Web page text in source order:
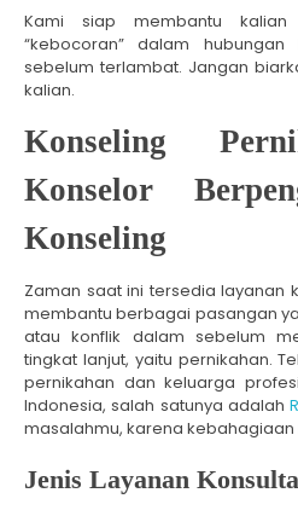
Kami siap membantu
“kebocoran” dalam
sebelum terlambat. Jangan
kalian.
Konseling
Konselor
Konseling
Zaman saat ini tersedia layanan
membantu berbagai pasangan
atau konflik dalam sebelum
tingkat lanjut, yaitu pernikahan.
pernikahan dan keluarga
Indonesia, salah satunya adalah
masalahmu, karena
Jenis Layanan